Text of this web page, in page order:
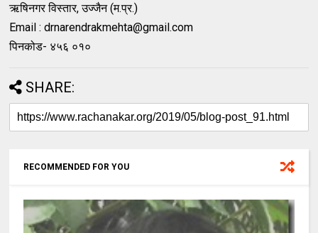
ऋषिनगर विस्तार, उज्जैन (म.प्र.)
Email :drnarendrakmehta@gmail.com
पिनकोड- ४५६ ०१०
SHARE:
RECOMMENDED FOR YOU